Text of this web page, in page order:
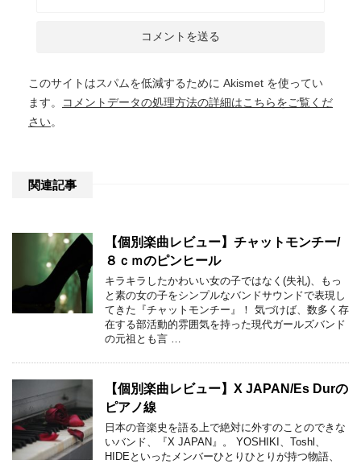
このサイトはスパムを低減するために Akismet を使ってい
ます。
コメントデータの処理方法の詳細はこちらをご覧くだ
さい。
関連記事
【個別楽曲レビュー】チャットモンチー/
８ｃｍのピンヒール
キラキラしたかわいい女の子ではなく(失礼)、もっ
と素の女の子をシンプルなバンドサウンドで表現し
てきた『チャットモンチー』！ 気づけば、数多く存
在する部活動的雰囲気を持った現代ガールズバンド
の元祖とも言 …
【個別楽曲レビュー】X JAPAN/Es Durの
ピアノ線
日本の音楽史を語る上で絶対に外すのことのできな
いバンド、『X JAPAN』。 YOSHIKI、Toshl、
HIDEといったメンバーひとりひとりが持つ物語、